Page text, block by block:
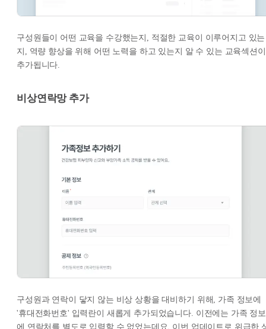
구성원들이 어떤 교육을 수강했는지, 적절한 교육이 이루어지고 있는
지, 역량 향상을 위해 어떤 노력을 하고 있는지 알 수 있는 교육섹션이
추가됩니다.
비상연락망 추가
구성원과 연락이 닿지 않는 비상 상황을 대비하기 위해, 가족 정보에
'휴대전화번호' 입력란이 새롭게 추가되었습니다. 이전에는 가족 정보
에 연락처를 별도로 입력할 수 없었는데요. 이번 업데이트로 위급한